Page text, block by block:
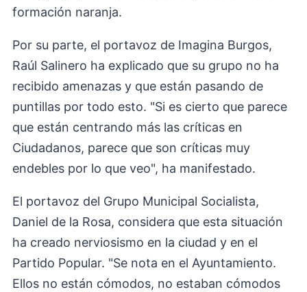
formación naranja.
Por su parte, el portavoz de Imagina Burgos,
Raúl Salinero ha explicado que su grupo no ha
recibido amenazas y que están pasando de
puntillas por todo esto. "Si es cierto que parece
que están centrando más las críticas en
Ciudadanos, parece que son críticas muy
endebles por lo que veo", ha manifestado.
El portavoz del Grupo Municipal Socialista,
Daniel de la Rosa, considera que esta situación
ha creado nerviosismo en la ciudad y en el
Partido Popular. "Se nota en el Ayuntamiento.
Ellos no están cómodos, no estaban cómodos